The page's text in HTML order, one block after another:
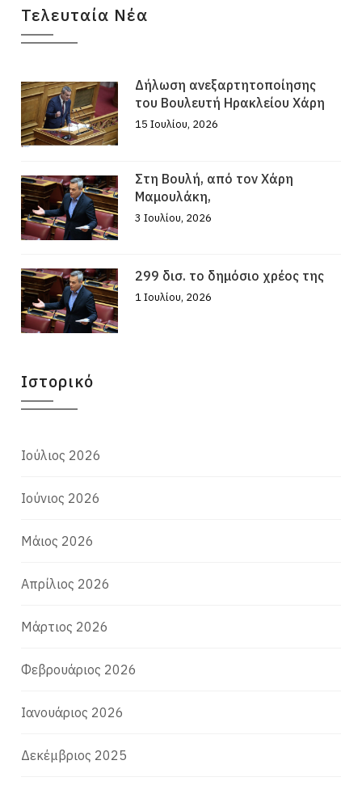
Τελευταία Νέα
Δήλωση ανεξαρτητοποίησης
του Βουλευτή Ηρακλείου Χάρη
15 Ιουλίου, 2026
Στη Βουλή, από τον Χάρη
Μαμουλάκη,
3 Ιουλίου, 2026
299 δισ. το δημόσιο χρέος της
1 Ιουλίου, 2026
Ιστορικό
Ιούλιος 2026
Ιούνιος 2026
Μάιος 2026
Απρίλιος 2026
Μάρτιος 2026
Φεβρουάριος 2026
Ιανουάριος 2026
Δεκέμβριος 2025